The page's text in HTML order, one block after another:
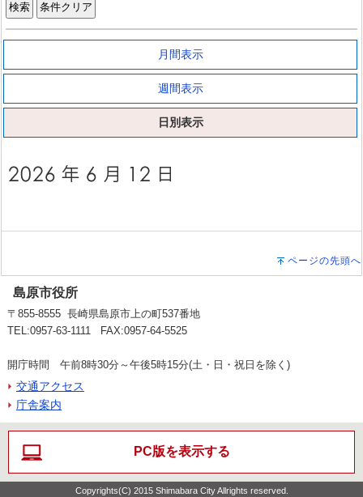
月間表示
週間表示
日別表示
ページの先頭へ
島原市役所
〒855-8555 長崎県島原市上の町537番地
TEL:0957-63-1111 FAX:0957-64-5525
開庁時間 午前8時30分～午後5時15分(土・日・祝日を除く)
交通アクセス
庁舎案内
PC版を表示する
Copyrights(C) 2015 Shimabara City Allrights reserved.